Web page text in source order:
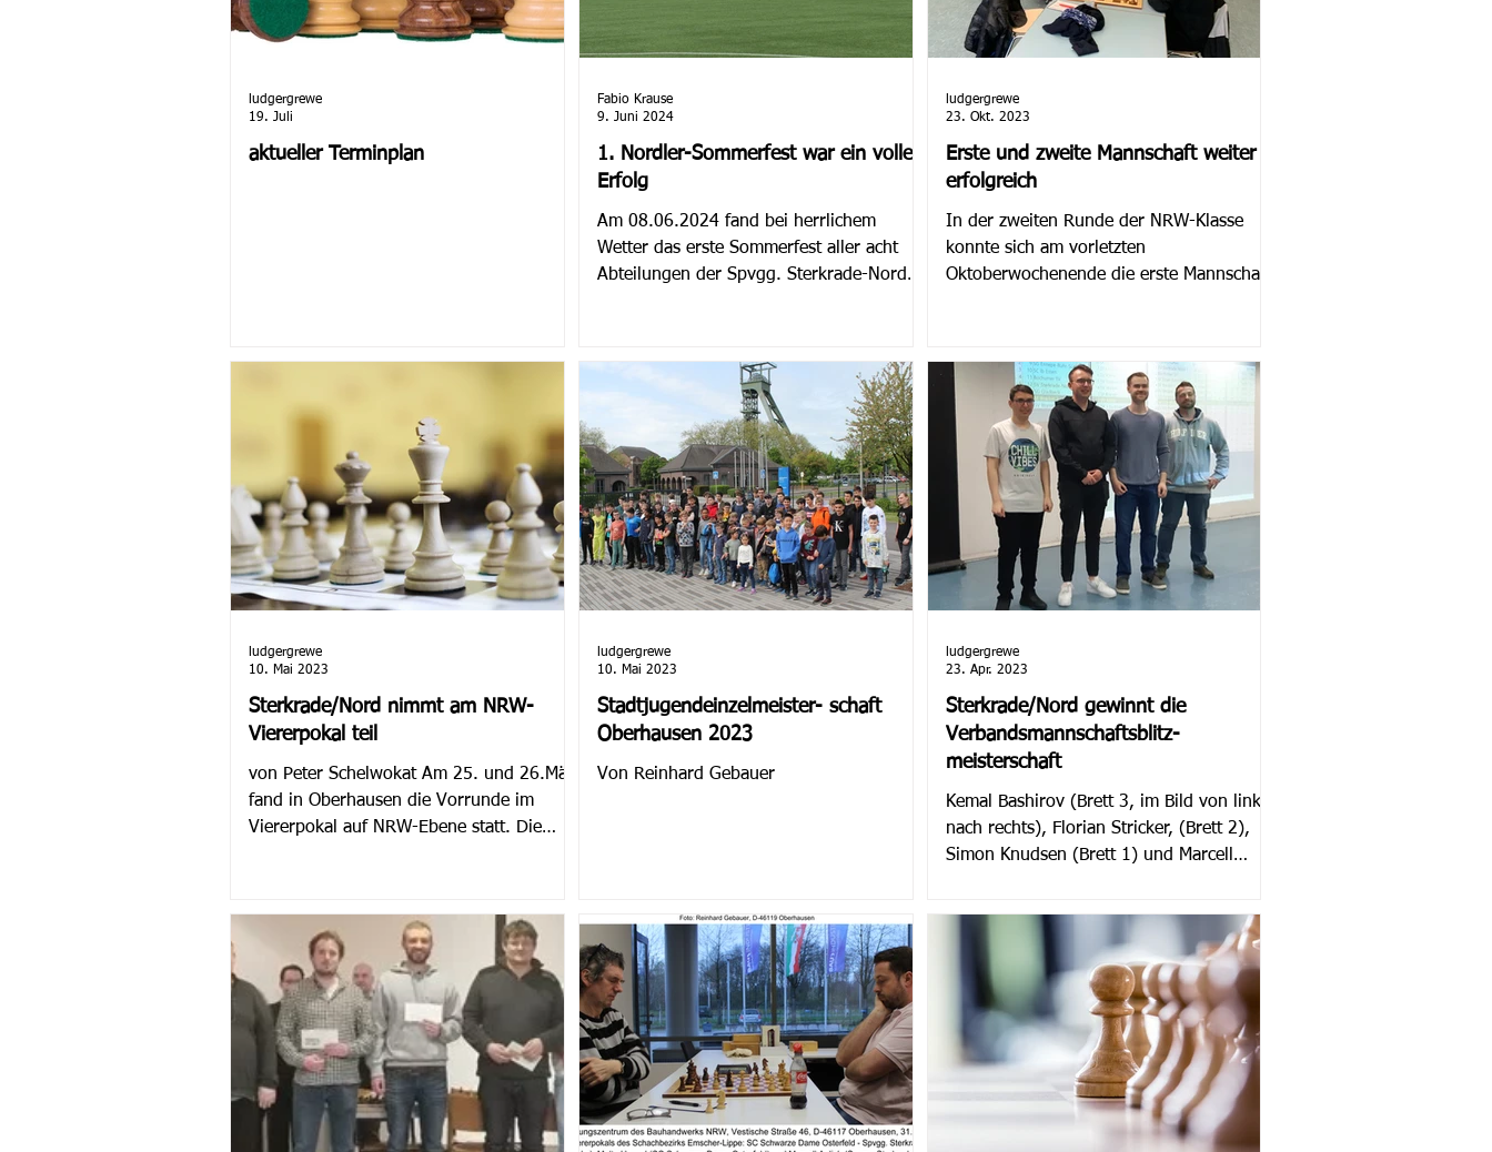
aktueller Terminplan
ludgergrewe
19. Juli
1. Nordler-Sommerfest war ein voller
Erfolg
Am 08.06.2024 fand bei herrlichem
Wetter das erste Sommerfest aller acht
Abteilungen der Spvgg. Sterkrade-Nord
Fabio Krause
9. Juni 2024
Erste und zweite Mannschaft weiter
erfolgreich
In der zweiten Runde der NRW-Klasse
konnte sich am vorletzten
Oktoberwochenende die erste Mannschaft
ludgergrewe
23. Okt. 2023
Sterkrade/Nord nimmt am NRW-
Viererpokal teil
von Peter Schelwokat Am 25. und 26.März
fand in Oberhausen die Vorrunde im
Viererpokal auf NRW-Ebene statt. Die
ludgergrewe
10. Mai 2023
Stadtjugendeinzelmeister- schaft
Oberhausen 2023
Von Reinhard Gebauer
ludgergrewe
10. Mai 2023
Sterkrade/Nord gewinnt die
Verbandsmannschaftsblitz-
meisterschaft
Kemal Bashirov (Brett 3, im Bild von links
nach rechts), Florian Stricker, (Brett 2),
Simon Knudsen (Brett 1) und Marcell
ludgergrewe
23. Apr. 2023